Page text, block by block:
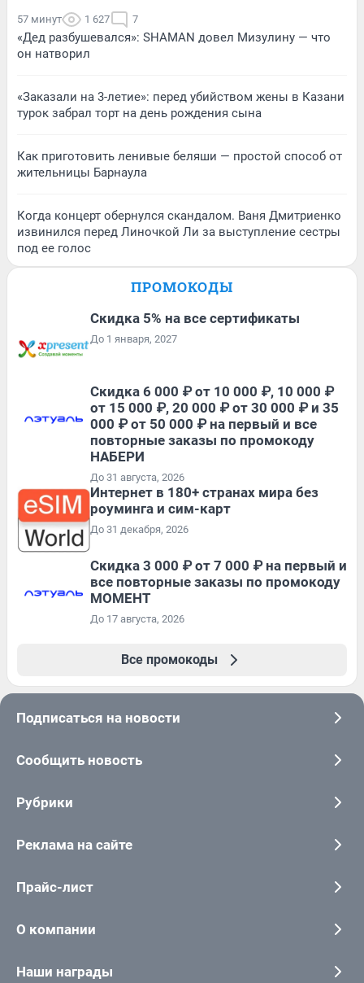
57 минут 1 627 7
«Дед разбушевался»: SHAMAN довел Мизулину — что
он натворил
«Заказали на 3-летие»: перед убийством жены в Казани
турок забрал торт на день рождения сына
Как приготовить ленивые беляши — простой способ от
жительницы Барнаула
Когда концерт обернулся скандалом. Ваня Дмитриенко
извинился перед Линочкой Ли за выступление сестры
под ее голос
ПРОМОКОДЫ
Скидка 5% на все сертификаты
До 1 января, 2027
Скидка 6 000 ₽ от 10 000 ₽, 10 000 ₽
от 15 000 ₽, 20 000 ₽ от 30 000 ₽ и 35
000 ₽ от 50 000 ₽ на первый и все
повторные заказы по промокоду
НАБЕРИ
До 31 августа, 2026
Интернет в 180+ странах мира без
роуминга и сим-карт
До 31 декабря, 2026
Скидка 3 000 ₽ от 7 000 ₽ на первый и
все повторные заказы по промокоду
МОМЕНТ
До 17 августа, 2026
Все промокоды
Подписаться на новости
Сообщить новость
Рубрики
Реклама на сайте
Прайс-лист
О компании
Наши награды